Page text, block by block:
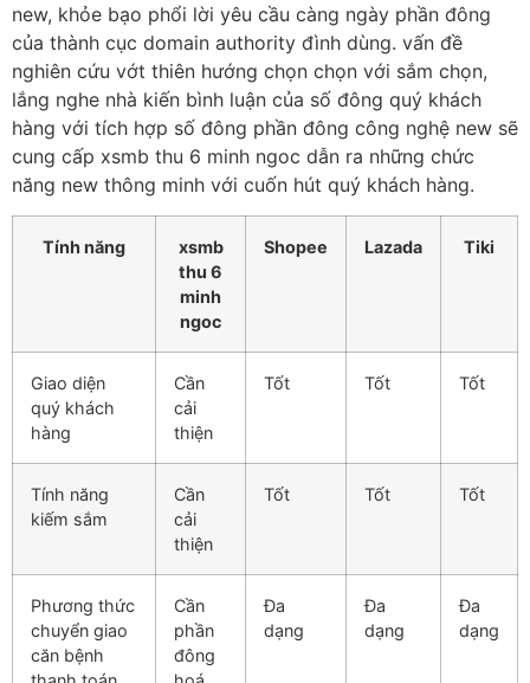
new, khỏe bạo phổi lời yêu cầu càng ngày phần đông
của thành cục domain authority đình dùng. vấn đề
nghiên cứu vớt thiên hướng chọn chọn với sắm chọn,
lắng nghe nhà kiến bình luận của số đông quý khách
hàng với tích hợp số đông phần đông công nghệ new sẽ
cung cấp xsmb thu 6 minh ngoc dẫn ra những chức
năng new thông minh với cuốn hút quý khách hàng.
Tính năng
xsmb
thu 6
minh
ngoc
Shopee Lazada Tiki
Giao diện
quý khách
hàng
Cần
cải
thiện
Tốt Tốt Tốt
Tính năng
kiếm sắm
Cần
cải
thiện
Tốt Tốt Tốt
Phương thức
chuyển giao
căn bệnh
Cần
phần
đông
Đa
dạng
Đa
dạng
Đa
dạng